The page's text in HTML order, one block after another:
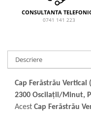
CONSULTANTA
0741 141 223
Descriere
Cap Ferăstrău Vertical
2300 Oscilații/Minut,
Acest Cap Ferăstrău